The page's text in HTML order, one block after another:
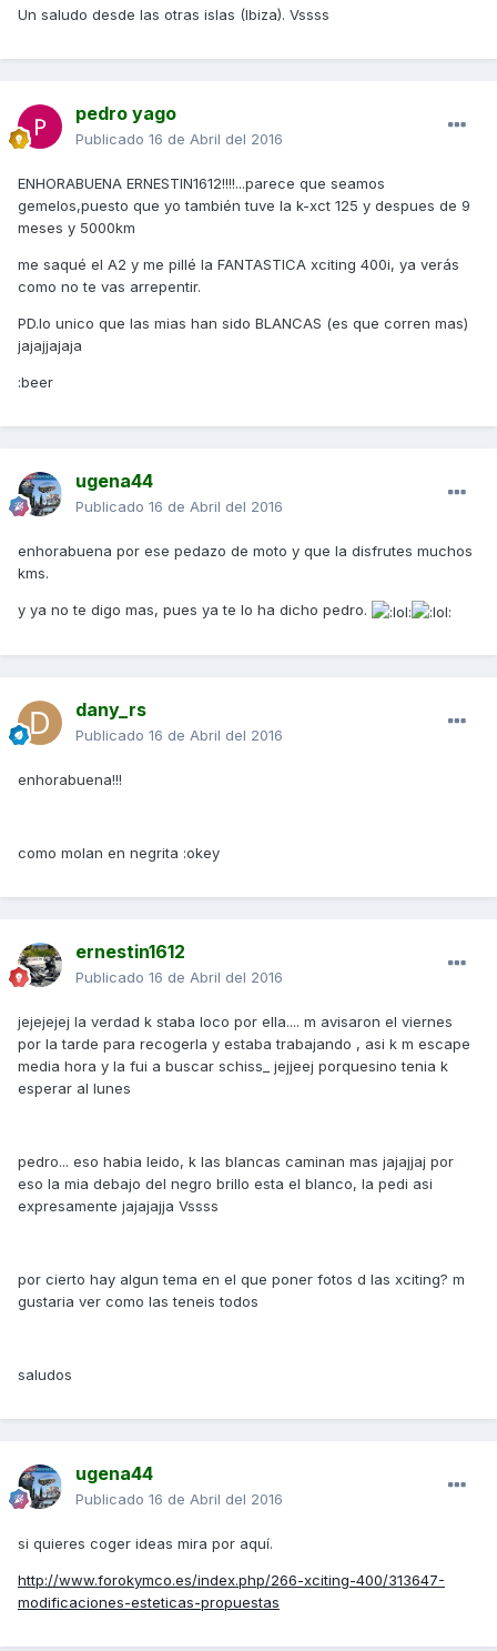
Un saludo desde las otras islas (Ibiza). Vssss
pedro yago
Publicado 16 de Abril del 2016
ENHORABUENA ERNESTIN1612!!!!...parece que seamos
gemelos,puesto que yo también tuve la k-xct 125 y despues de 9
meses y 5000km
me saqué el A2 y me pillé la FANTASTICA xciting 400i, ya verás
como no te vas arrepentir.
PD.lo unico que las mias han sido BLANCAS (es que corren mas)
jajajjajaja
:beer
ugena44
Publicado 16 de Abril del 2016
enhorabuena por ese pedazo de moto y que la disfrutes muchos
kms.
y ya no te digo mas, pues ya te lo ha dicho pedro.
dany_rs
Publicado 16 de Abril del 2016
enhorabuena!!!
como molan en negrita :okey
ernestin1612
Publicado 16 de Abril del 2016
jejejejej la verdad k staba loco por ella.... m avisaron el viernes
por la tarde para recogerla y estaba trabajando , asi k m escape
media hora y la fui a buscar schiss_ jejjeej porquesino tenia k
esperar al lunes
pedro... eso habia leido, k las blancas caminan mas jajajjaj por
eso la mia debajo del negro brillo esta el blanco, la pedi asi
expresamente jajajajja Vssss
por cierto hay algun tema en el que poner fotos d las xciting? m
gustaria ver como las teneis todos
saludos
ugena44
Publicado 16 de Abril del 2016
si quieres coger ideas mira por aquí.
http://www.forokymco.es/index.php/266-xciting-400/313647-
modificaciones-esteticas-propuestas